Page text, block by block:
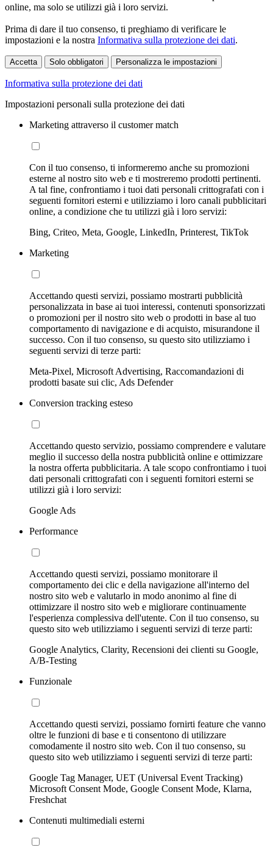
online, ma solo se utilizzi già i loro servizi.
Prima di dare il tuo consenso, ti preghiamo di verificare le
impostazioni e la nostra Informativa sulla protezione dei dati.
Accetta Solo obbligatori Personalizza le impostazioni
Informativa sulla protezione dei dati
Impostazioni personali sulla protezione dei dati
Marketing attraverso il customer match
Con il tuo consenso, ti informeremo anche su promozioni
esterne al nostro sito web e ti mostreremo prodotti pertinenti.
A tal fine, confrontiamo i tuoi dati personali crittografati con i
seguenti fornitori esterni e utilizziamo i loro canali pubblicitari
online, a condizione che tu utilizzi già i loro servizi:
Bing, Criteo, Meta, Google, LinkedIn, Printerest, TikTok
Marketing
Accettando questi servizi, possiamo mostrarti pubblicità
personalizzata in base ai tuoi interessi, contenuti sponsorizzati
o promozioni per il nostro sito web o prodotti in base al tuo
comportamento di navigazione e di acquisto, misurandone il
successo. Con il tuo consenso, su questo sito utilizziamo i
seguenti servizi di terze parti:
Meta-Pixel, Microsoft Advertising, Raccomandazioni di
prodotti basate sui clic, Ads Defender
Conversion tracking esteso
Accettando questo servizio, possiamo comprendere e valutare
meglio il successo della nostra pubblicità online e ottimizzare
la nostra offerta pubblicitaria. A tale scopo confrontiamo i tuoi
dati personali crittografati con i seguenti fornitori esterni se
utilizzi già i loro servizi:
Google Ads
Performance
Accettando questi servizi, possiamo monitorare il
comportamento dei clic e della navigazione all'interno del
nostro sito web e valutarlo in modo anonimo al fine di
ottimizzare il nostro sito web e migliorare continuamente
l'esperienza complessiva dell'utente. Con il tuo consenso, su
questo sito web utilizziamo i seguenti servizi di terze parti:
Google Analytics, Clarity, Recensioni dei clienti su Google,
A/B-Testing
Funzionale
Accettando questi servizi, possiamo fornirti feature che vanno
oltre le funzioni di base e ti consentono di utilizzare
comodamente il nostro sito web. Con il tuo consenso, su
questo sito web utilizziamo i seguenti servizi di terze parti:
Google Tag Manager, UET (Universal Event Tracking)
Microsoft Consent Mode, Google Consent Mode, Klarna,
Freshchat
Contenuti multimediali esterni